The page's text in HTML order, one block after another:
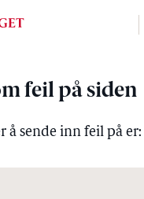
feil på siden
å sende inn feil på er: